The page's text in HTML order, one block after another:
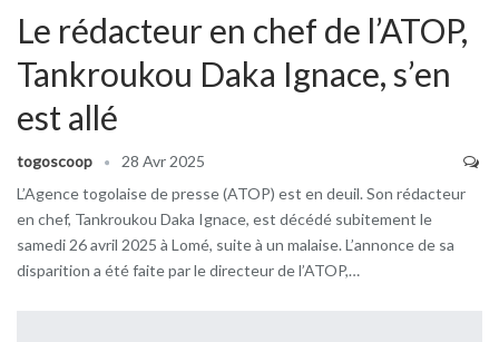
Le rédacteur en chef de l’ATOP,
Tankroukou Daka Ignace, s’en
est allé
togoscoop
28 Avr 2025
L’Agence togolaise de presse (ATOP) est en deuil. Son rédacteur
en chef, Tankroukou Daka Ignace, est décédé subitement le
samedi 26 avril 2025 à Lomé, suite à un malaise. L’annonce de sa
disparition a été faite par le directeur de l’ATOP,…